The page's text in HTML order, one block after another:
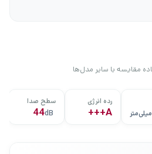
میلی‌متر
رده انرژی
A+++
سطح صدا
44dB